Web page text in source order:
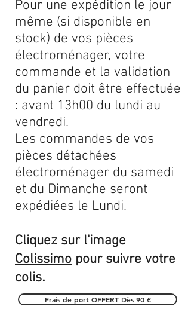
Pour une expédition le jour
même (si disponible en
stock) de vos pièces
électroménager, votre
commande et la validation
du panier doit être effectuée
: avant 13h00 du lundi au
vendredi.
Les commandes de vos
pièces détachées
électroménager du samedi
et du Dimanche seront
expédiées le Lundi.
Cliquez sur l'image
Colissimo pour suivre votre
colis.
Frais de port OFFERT Dès 90 €